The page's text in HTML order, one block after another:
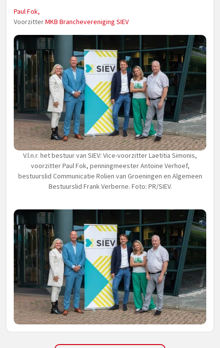
Paul Fok,
VoorzitterMKB Branchevereniging SIEV
V.l.n.r. het bestuur van SIEV: Vice-voorzitter Laetitia Simonis,
voorzitter Paul Fok, penningmeester Antoine Verhoef,
bestuurslid Communicatie Rolien van Groeningen en Algemeen
Bestuurslid Frank Verberne. Foto: PR/SIEV.